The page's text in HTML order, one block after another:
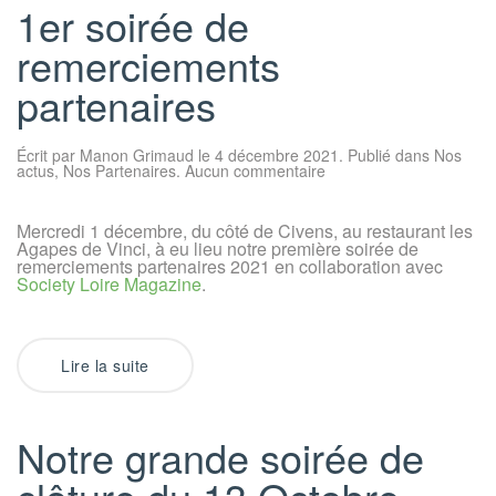
1er soirée de
remerciements
partenaires
Écrit par Manon Grimaud le 4 décembre 2021 . Publié dans Nos
actus, Nos Partenaires. Aucun commentaire
remerciements
partenaires
Mercredi 1 décembre, du côté de Civens, au restaurant les
Agapes de Vinci, à eu lieu notre première soirée de
remerciements partenaires 2021 en collaboration avec
Society Loire Magazine.
Lire la suite
Notre grande soirée de